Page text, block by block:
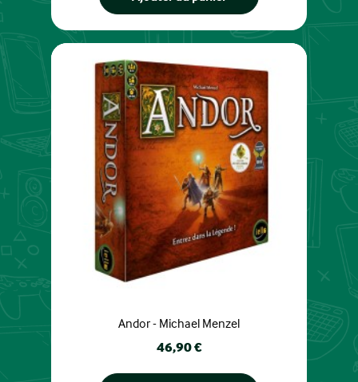
Andor - Michael Menzel
Prix
46,90 €